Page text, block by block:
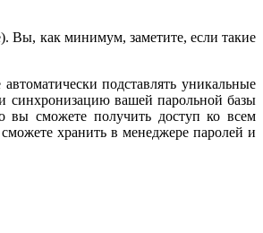
Вы, как минимум, заметите, если такие
подставлять уникальные
синхрониза­цию вашей парольной базы
вы сможете получить доступ ко всем
хранить в менеджере паролей и